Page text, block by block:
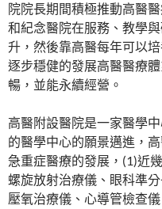
院院長期間積極推動高醫
和紀念醫院在服務、教學
升，然後靠高醫每年可以
逐步穩健的發展高醫醫療
暢，並能永續經營。
高醫附設醫院是一家醫學
的醫學中心的願景邁進，
急重症醫療的發展，(1)近
螺旋放射治療儀、眼科準
壓氧治療儀、心導管檢查